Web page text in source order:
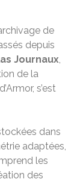
de
depuis
Journaux,
de la
s’est
dans
adaptées,
les
des